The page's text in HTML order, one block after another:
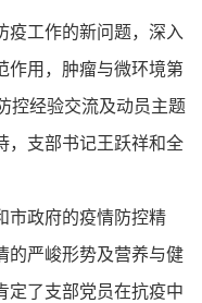
工作的新问题，深入
作用，肿瘤与微环境第
控经验交流及动员主题
，支部书记王跃祥和全
政府的疫情防控精
的严峻形势及营养与健
定了支部党员在抗疫中